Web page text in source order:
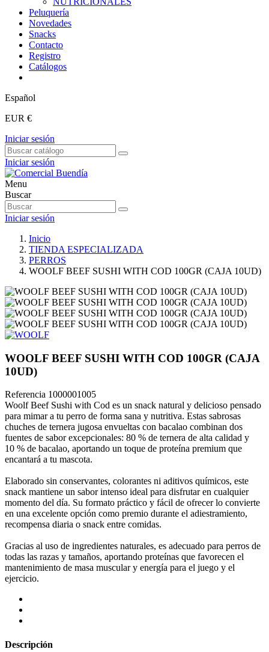
Peluquería
Novedades
Snacks
Contacto
Registro
Catálogos
Español
EUR €
Iniciar sesión
Iniciar sesión
Menu
Buscar
Iniciar sesión
Inicio
TIENDA ESPECIALIZADA
PERROS
WOOLF BEEF SUSHI WITH COD 100GR (CAJA 10UD)
WOOLF BEEF SUSHI WITH COD 100GR (CAJA
10UD)
Referencia 1000001005
Woolf Beef Sushi with Cod es un snack natural y delicioso pensado
para mimar a tu perro de forma sana y nutritiva. Estas sabrosas
chuches de ternera jugosa envueltas con bacalao combinan dos
fuentes de sabor excepcionales: 80 % de ternera de alta calidad y
10 % de bacalao, aportando un toque de proteína premium que
encantará a tu mascota.
Elaborado sin conservantes, colorantes ni aditivos químicos, este
snack mantiene un sabor intenso ideal para disfrutar en cualquier
momento del día. Su formato práctico y fácil de ofrecer lo convierte
en una excelente opción como premio durante el adiestramiento,
recompensa diaria o snack entre comidas.
Gracias al uso de ingredientes naturales, es adecuado para perros de
todas las razas y tamaños, aportando proteínas que favorecen el
mantenimiento de masa muscular y energía para el juego y el
ejercicio.
Descripción